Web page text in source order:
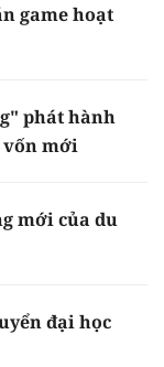
game hoạt
phát hành
vốn mới
mới của du
đại học